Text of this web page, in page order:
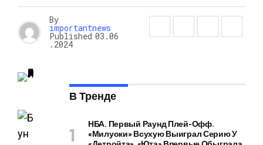
By
importantnews
Published 03.06
.2024
В Тренде
НБА. Первый Раунд Плей-Офф.
«Милуоки» Всухую Выиграл Серию У